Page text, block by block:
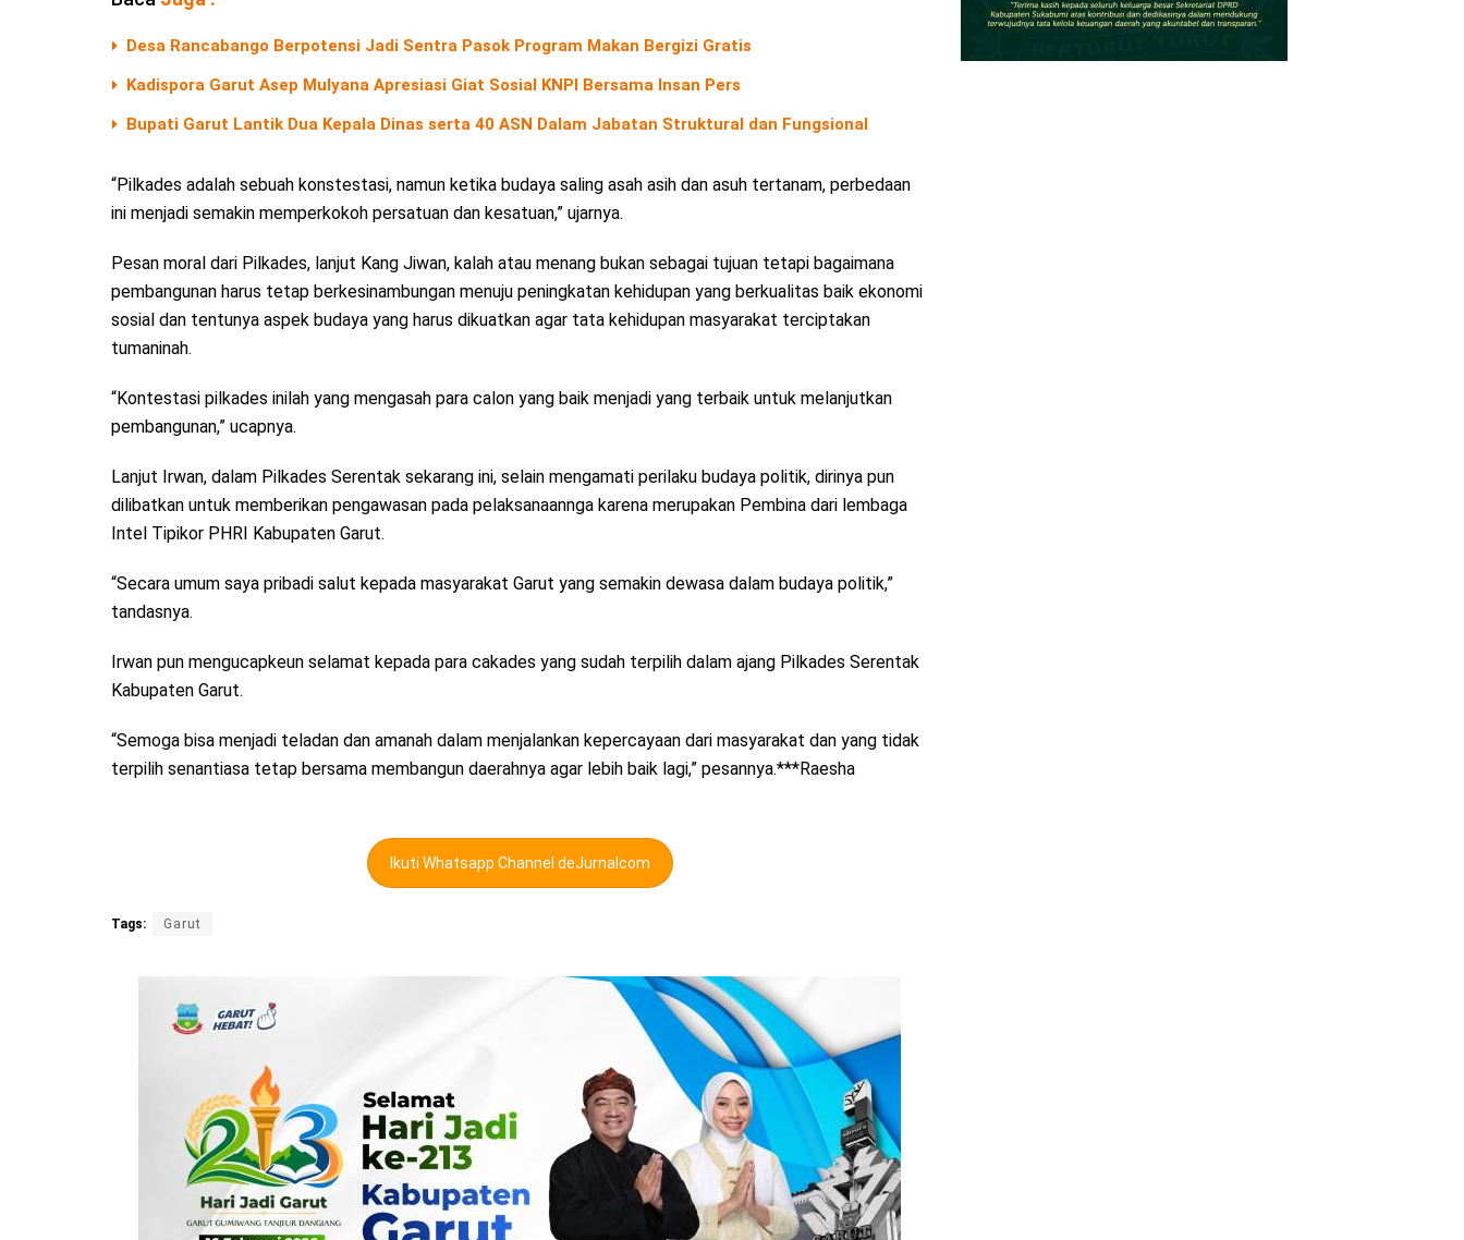
Desa Rancabango Berpotensi Jadi Sentra Pasok Program Makan Bergizi Gratis
Kadispora Garut Asep Mulyana Apresiasi Giat Sosial KNPI Bersama Insan Pers
Bupati Garut Lantik Dua Kepala Dinas serta 40 ASN Dalam Jabatan Struktural dan Fungsional
“Pilkades adalah sebuah konstestasi, namun ketika budaya saling asah asih dan asuh tertanam, perbedaan
ini menjadi semakin memperkokoh persatuan dan kesatuan,” ujarnya.
Pesan moral dari Pilkades, lanjut Kang Jiwan, kalah atau menang bukan sebagai tujuan tetapi bagaimana
pembangunan harus tetap berkesinambungan menuju peningkatan kehidupan yang berkualitas baik ekonomi
sosial dan tentunya aspek budaya yang harus dikuatkan agar tata kehidupan masyarakat terciptakan
tumaninah.
“Kontestasi pilkades inilah yang mengasah para calon yang baik menjadi yang terbaik untuk melanjutkan
pembangunan,” ucapnya.
Lanjut Irwan, dalam Pilkades Serentak sekarang ini, selain mengamati perilaku budaya politik, dirinya pun
dilibatkan untuk memberikan pengawasan pada pelaksanaannga karena merupakan Pembina dari lembaga
Intel Tipikor PHRI Kabupaten Garut.
“Secara umum saya pribadi salut kepada masyarakat Garut yang semakin dewasa dalam budaya politik,”
tandasnya.
Irwan pun mengucapkeun selamat kepada para cakades yang sudah terpilih dalam ajang Pilkades Serentak
Kabupaten Garut.
“Semoga bisa menjadi teladan dan amanah dalam menjalankan kepercayaan dari masyarakat dan yang tidak
terpilih senantiasa tetap bersama membangun daerahnya agar lebih baik lagi,” pesannya.***Raesha
Ikuti Whatsapp Channel deJurnalcom
Tags: Garut